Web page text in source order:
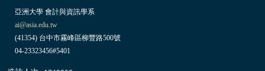
亞洲大學 會計與資訊學系
ai@asia.edu.tw
(41354) 台中市霧峰區柳豐路500號
04-23323456#5401